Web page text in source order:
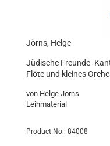
Jörns, Helge
Jüdische Freunde -
Flöte und kleines
von Helge Jörns
Leihmaterial
Product No.: 84008